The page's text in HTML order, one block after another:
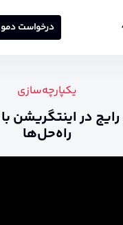
درخواست دمو
یکپارچه‌سازی
راه‌حل‌ها